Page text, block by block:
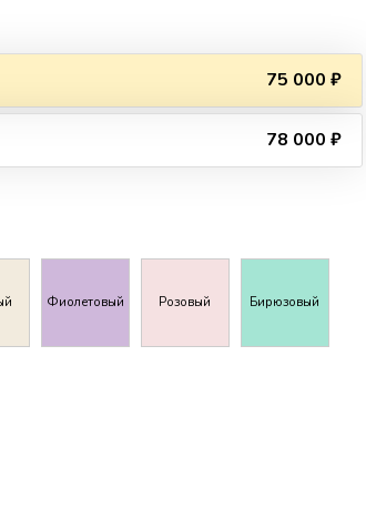
75 000 ₽
78 000 ₽
Фиолетовый Розовый Бирюзовый